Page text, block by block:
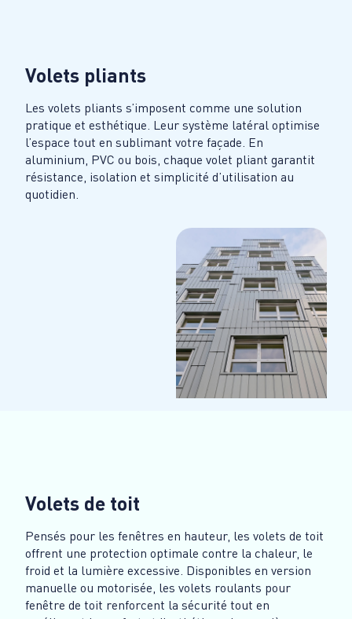
Volets pliants
Les volets pliants s’imposent comme une solution
pratique et esthétique. Leur système latéral optimise
l’espace tout en sublimant votre façade. En
aluminium, PVC ou bois, chaque volet pliant garantit
résistance, isolation et simplicité d’utilisation au
quotidien.
Volets de toit
Pensés pour les fenêtres en hauteur, les volets de toit
offrent une protection optimale contre la chaleur, le
froid et la lumière excessive. Disponibles en version
manuelle ou motorisée, les volets roulants pour
fenêtre de toit renforcent la sécurité tout en